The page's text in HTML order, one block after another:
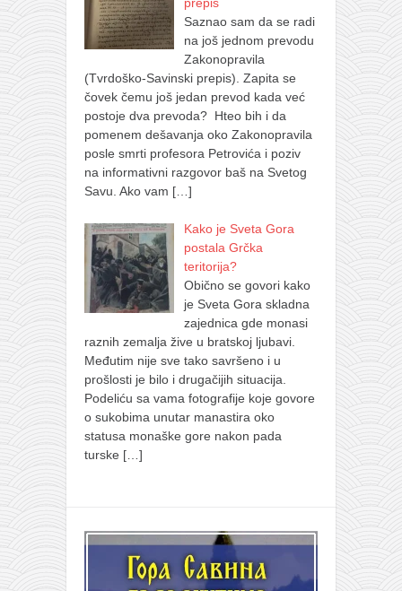
prepis
Saznao sam da se radi
na još jednom prevodu
Zakonopravila
(Tvrdoško-Savinski prepis). Zapita se
čovek čemu još jedan prevod kada već
postoje dva prevoda? Hteo bih i da
pomenem dešavanja oko Zakonopravila
posle smrti profesora Petrovića i poziv
na informativni razgovor baš na Svetog
Savu. Ako vam […]
Kako je Sveta Gora
postala Grčka
teritorija?
Obično se govori kako
je Sveta Gora skladna
zajednica gde monasi
raznih zemalja žive u bratskoj ljubavi.
Međutim nije sve tako savršeno i u
prošlosti je bilo i drugačijih situacija.
Podeliću sa vama fotografije koje govore
o sukobima unutar manastira oko
statusa monaške gore nakon pada
turske […]